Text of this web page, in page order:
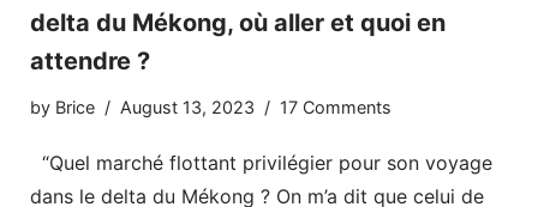
delta du Mékong, où aller et quoi en
attendre ?
by Brice August 13, 2023 17 Comments
“Quel marché flottant privilégier pour son voyage
dans le delta du Mékong ? On m’a dit que celui de